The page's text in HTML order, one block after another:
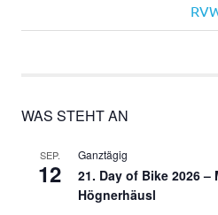
WAS STEHT AN
SEP.
12
Ganztägig
21. Day of Bike 2026
Högnerhäusl